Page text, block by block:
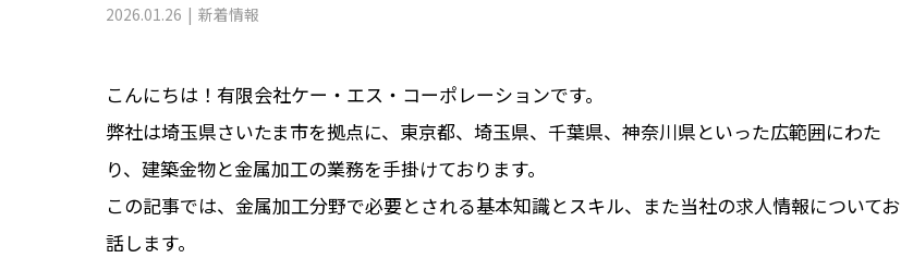
2026.01.26 新着情報
こんにちは！有限会社ケー・エス・コーポレーションです。
弊社は埼玉県さいたま市を拠点に、東京都、埼玉県、千葉県、神奈川県といった広範囲にわた
り、建築金物と金属加工の業務を手掛けております。
この記事では、金属加工分野で必要とされる基本知識とスキル、また当社の求人情報についてお
話します。